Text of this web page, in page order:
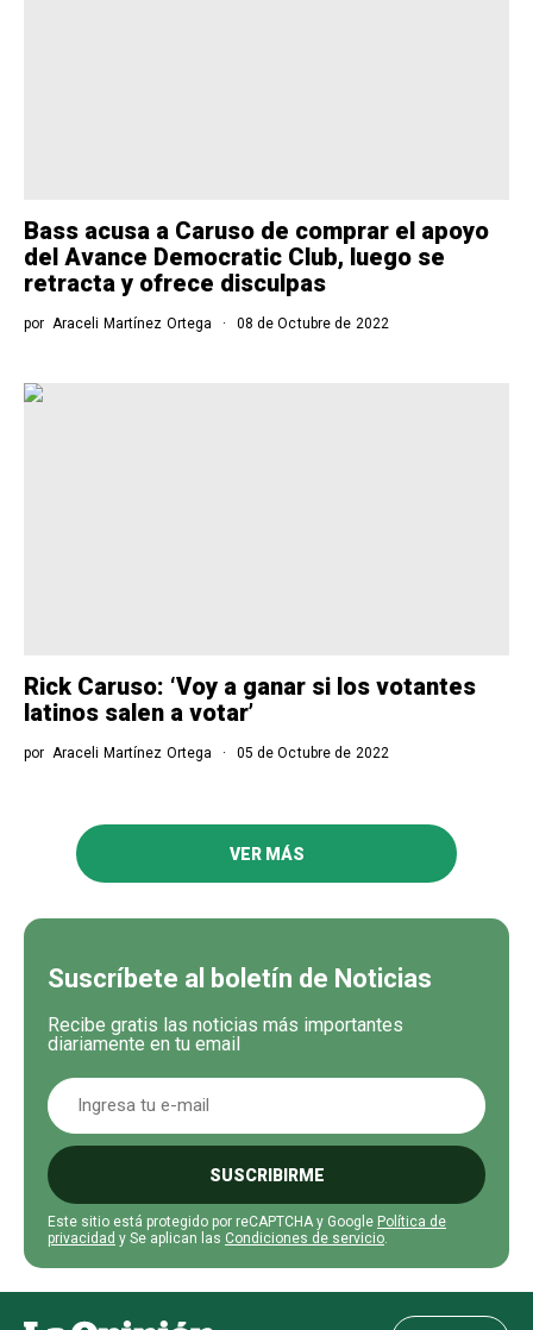
Bass acusa a Caruso de comprar el apoyo
del Avance Democratic Club, luego se
retracta y ofrece disculpas
por Araceli Martínez Ortega 08 de Octubre de 2022
Rick Caruso: ‘Voy a ganar si los votantes
latinos salen a votar’
por Araceli Martínez Ortega 05 de Octubre de 2022
VER MÁS
Suscríbete al boletín de Noticias
Recibe gratis las noticias más importantes
diariamente en tu email
SUSCRIBIRME
Este sitio está protegido por reCAPTCHA y Google Política de
privacidad y Se aplican las Condiciones de servicio.